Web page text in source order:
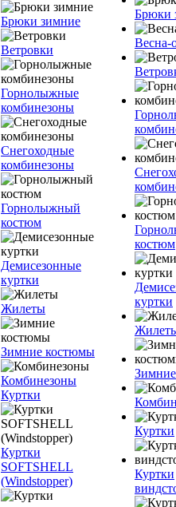
Брюки зимние
Ветровки
Горнолыжные
комбинезоны
Снегоходные
комбинезоны
Горнолыжный
костюм
Демисезонные
куртки
Жилеты
Зимние костюмы
Комбинезоны
Куртки
Куртки
SOFTSHELL
(Windstopper)
Брюки
Весна-
костюм
куртки
Куртки
Куртки